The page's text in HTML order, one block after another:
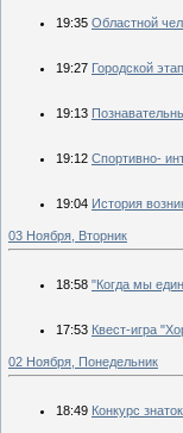
19:35 Областной
19:27 Городской
19:13
19:12 Спортивно-
19:04 История
03 Ноября, Вторник
18:58 "Когда мы
17:53 Квест-игра
02 Ноября, Понедельник
18:49 Конкурс